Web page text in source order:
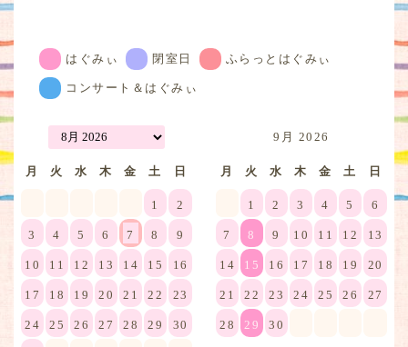
はぐみぃ 閉室日 ふらっとはぐみぃ
コンサート＆はぐみぃ
月 火 水 木 金 土 日
1 2
3 4 5 6 7 8 9
10 11 12 13 14 15 16
17 18 19 20 21 22 23
24 25 26 27 28 29 30
9月 2026
月 火 水 木 金 土 日
1 2 3 4 5 6
7 8 9 10 11 12 13
14 15 16 17 18 19 20
21 22 23 24 25 26 27
28 29 30